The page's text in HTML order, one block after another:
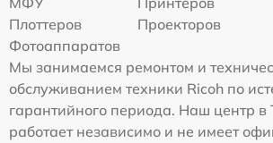
Плоттеров
Проекторов
Фотоаппаратов
Мы занимаемся ремонтом и
обслуживанием техники Ricoh по
гарантийного периода. Наш центр в
работает независимо и не имеет